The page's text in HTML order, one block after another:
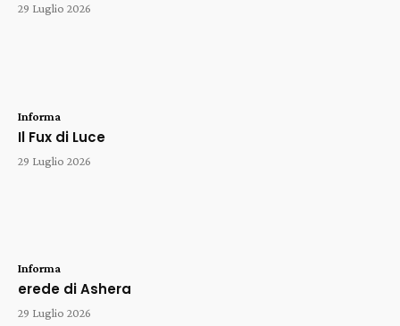
29 Luglio 2026
Informa
Il Fux di Luce
29 Luglio 2026
Informa
erede di Ashera
29 Luglio 2026